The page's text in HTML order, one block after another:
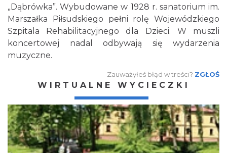
„Dąbrówka”. Wybudowane w 1928 r. sanatorium im.
Marszałka Piłsudskiego pełni rolę Wojewódzkiego
Szpitala Rehabilitacyjnego dla Dzieci. W muszli
koncertowej nadal odbywają się wydarzenia
muzyczne.
Zauważyłeś błąd w treści? ZGŁOŚ
WIRTUALNE WYCIECZKI